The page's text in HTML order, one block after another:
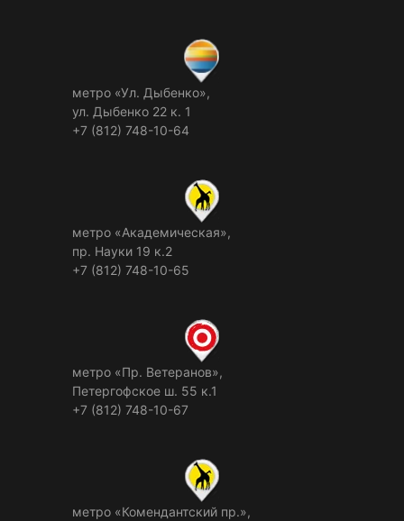
метро «Ул. Дыбенко»,
ул. Дыбенко 22 к. 1
+7 (812) 748-10-64
метро «Академическая»,
пр. Науки 19 к.2
+7 (812) 748-10-65
метро «Пр. Ветеранов»,
Петергофское ш. 55 к.1
+7 (812) 748-10-67
метро «Комендантский пр.»,